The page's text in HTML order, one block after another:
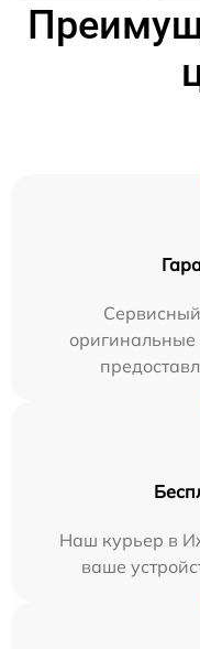
оригинальные
Наш курьер в
ваше